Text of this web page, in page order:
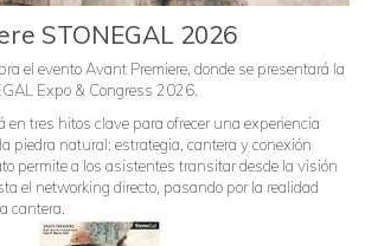
STONEGAL 2026
el evento Avant Premiere, donde se presentará la
Expo & Congress 2026.
en tres hitos clave para ofrecer una experiencia
piedra natural: estrategia, cantera y conexión
permite a los asistentes transitar desde la visión
el networking directo, pasando por la realidad
cantera.